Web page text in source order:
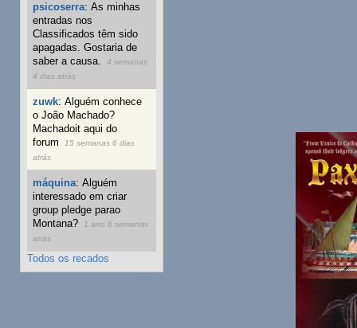
psicoserra:As minhas
entradas nos
Classificados têm sido
apagadas. Gostaria de
saber a causa.
4 semanas
4 dias atrás
zuwk:Alguém conhece
o João Machado?
Machadoit aqui do
forum
15 semanas 6 dias
atrás
máquina:Alguém
interessado em criar
group pledge parao
Montana?
1 ano 6 semanas
atrás
Todos os recados